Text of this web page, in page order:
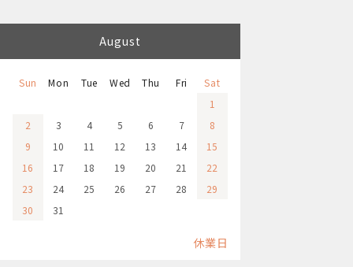
August
Sun Mon Tue Wed Thu Fri
Sat
1
2
3 4 5 6 7
8
9
10 11 12 13 14
15
16
17 18 19 20 21
22
23
24 25 26 27 28
29
30
31
休業日